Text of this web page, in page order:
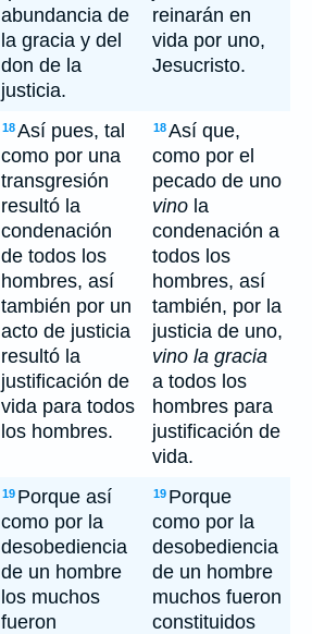
abundancia de
la gracia y del
don de la
justicia.
reinarán en
vida por uno,
Jesucristo.
18Así pues, tal
como por una
transgresión
resultó la
condenación
de todos los
hombres, así
también por un
acto de justicia
resultó la
justificación de
vida para todos
los hombres.
18Así que,
como por el
pecado de uno
vino la
condenación a
todos los
hombres, así
también, por la
justicia de uno,
vino la gracia
a todos los
hombres para
justificación de
vida.
19 Porque así
como por la
desobediencia
de un hombre
los muchos
fueron
19 Porque
como por la
desobediencia
de un hombre
muchos fueron
constituidos